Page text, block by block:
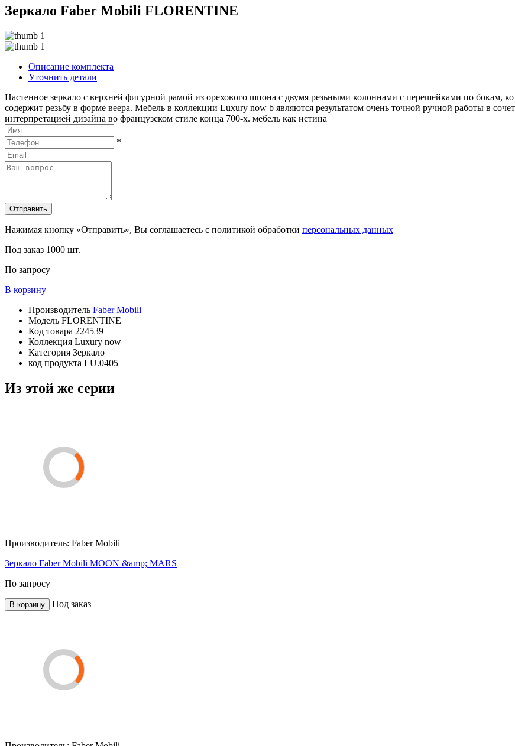
Зеркало Faber Mobili FLORENTINE
Описание комплекта
Уточнить детали
Настенное зеркало с верхней фигурной рамой из орехового шпона с двумя резьными колоннами с перешейками по бокам,
содержит резьбу в форме веера. Мебель в коллекции Luxury now b являются результатом очень точной ручной работы в
интерпретацией дизайна во французском стиле конца 700-х. мебель как истина
*
Отправить
Нажимая кнопку «Отправить», Вы соглашаетесь с политикой обработки персональных данных
Под заказ 1000 шт.
По запросу
В корзину
Производитель Faber Mobili
Модель FLORENTINE
Код товара 224539
Коллекция Luxury now
Категория Зеркало
код продукта LU.0405
Из этой же серии
Производитель: Faber Mobili
Зеркало Faber Mobili MOON &amp; MARS
По запросу
В корзину Под заказ